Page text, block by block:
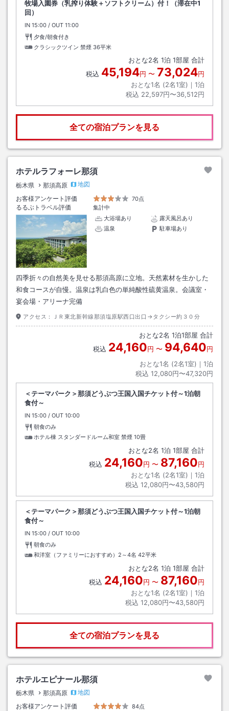
牧場入園券（乳搾り体験＋ソフトクリーム）付！（滞在中1
回）
IN チェックイン
15:00 / OUT チェックアウト
11:00
夕食/朝食付き
クラシックツイン 禁煙 36平米
おとな2名 1泊 1部屋 合計
税込 45,194円 〜 73,024円
おとな1名 (2名1室)｜ 1泊
税込 22,597円〜36,512円
全ての宿泊プランを見る
ホテルラフォーレ那須
栃木県 那須高原
地図
お客様アンケート評価
70点
るるぶトラベル評価
集計中
大浴場あり
露天風呂あり
温泉
駐車場あり
四季折々の自然美を見せる那須高原に立地。天然素材を生かした
和食コースが自慢。温泉は乳白色の単純酸性硫黄温泉。会議室・
宴会場・アリーナ完備
アクセス： ＪＲ東北新幹線那須塩原駅西口出口→タクシー約３０分
おとな2名 1泊1部屋 合計
税込 24,160円 〜 94,640円
おとな1名 (2名1室)｜ 1泊
税込 12,080円〜47,320円
＜テーマパーク＞那須どうぶつ王国入国チケット付～1泊朝
食付～
IN チェックイン
15:00 / OUT チェックアウト
10:00
朝食のみ
ホテル棟 スタンダードルーム和室 禁煙 10畳
おとな2名 1泊 1部屋 合計
税込 24,160円 〜 87,160円
おとな1名 (2名1室)｜ 1泊
税込 12,080円〜43,580円
＜テーマパーク＞那須どうぶつ王国入国チケット付～1泊朝
食付～
IN チェックイン
15:00 / OUT チェックアウト
10:00
朝食のみ
和洋室（ファミリーにおすすめ）2～4名 42平米
おとな2名 1泊 1部屋 合計
税込 24,160円 〜 87,160円
おとな1名 (2名1室)｜ 1泊
税込 12,080円〜43,580円
全ての宿泊プランを見る
ホテルエピナール那須
栃木県 那須高原
地図
お客様アンケート評価
84点